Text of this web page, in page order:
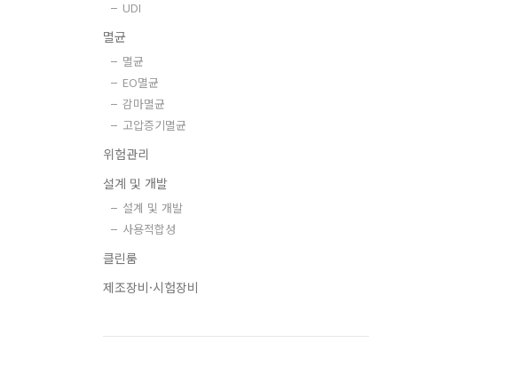
UDI
멸균
멸균
EO멸균
감마멸균
고압증기멸균
위험관리
설계 및 개발
설계 및 개발
사용적합성
클린룸
제조장비·시험장비